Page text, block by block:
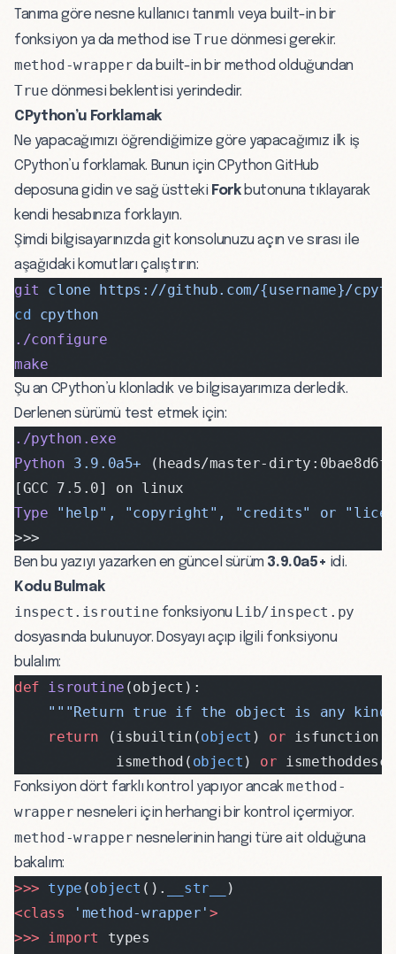
Tanıma göre nesne kullanıcı tanımlı veya built-in bir
fonksiyon ya da method ise True dönmesi gerekir.
method-wrapper da built-in bir method olduğundan
True dönmesi beklentisi yerindedir.
CPython’u Forklamak
Ne yapacağımızı öğrendiğimize göre yapacağımız ilk iş
CPython’u forklamak. Bunun içinCPython GitHub
deposunagidin ve sağ üstteki Forkbutonuna tıklayarak
kendi hesabınıza forklayın.
Şimdi bilgisayarınızda git konsolunuzu açın ve sırası ile
aşağıdaki komutları çalıştırın:
git clone https://github.com/{username}/
cd cpython
./configure
make
Şu an CPython’u klonladık ve bilgisayarımıza derledik.
Derlenen sürümü test etmek için:
./python.exe
Python 3.9.0a5+ (heads/master-
[GCC 7.5.0] on linux
Type "help", "copyright", "credits" or
>>>
Ben bu yazıyı yazarken en güncel sürüm 3.9.0a5+ idi.
Kodu Bulmak
inspect.isroutine fonksiyonu Lib/inspect.py
dosyasında bulunuyor. Dosyayı açıp ilgili fonksiyonu
bulalım:
def isroutine (object):
"""Return true if the object is any kind
    return
(isbuiltin(object ) or isfunction(
            ismethod(
object ) or
Fonksiyon dört farklı kontrol yapıyor ancakmethod-
wrapper nesneleri için herhangi bir kontrol içermiyor.
method-wrapper nesnelerinin hangi türe ait olduğuna
bakalım:
>>> type (object (). __str__
)
<class 'method-wrapper' >
>>> import types